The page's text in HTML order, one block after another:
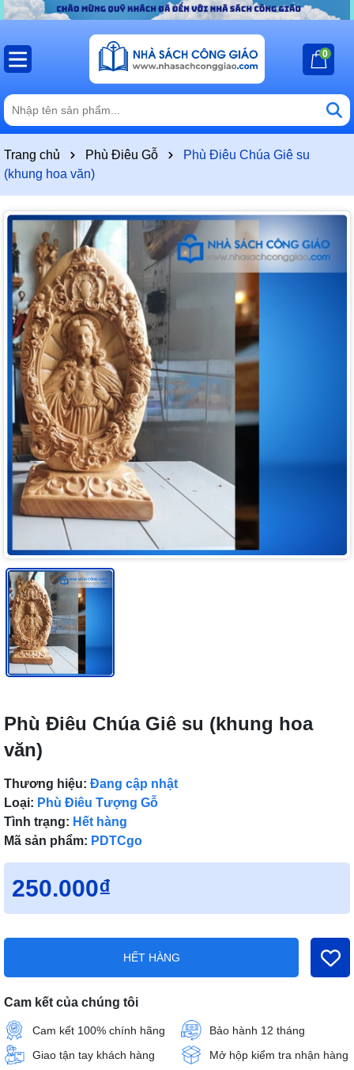
0
Trang chủ Phù Điêu Gỗ
Phù Điêu Chúa Giê su
(khung hoa văn)
Phù Điêu Chúa Giê su (khung hoa
văn)
Thương hiệu: Đang cập nhật
Loại: Phù Điêu Tượng Gỗ
Tình trạng: Hết hàng
Mã sản phẩm: PDTCgo
250.000₫
HẾT HÀNG
Cam kết của chúng tôi
Cam kết 100% chính hãng
Bảo hành 12 tháng
Giao tận tay khách hàng
Mở hộp kiểm tra nhận hàng